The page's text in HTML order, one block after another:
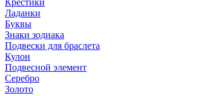
Крестики
Ладанки
Буквы
Знаки зодиака
Подвески для браслета
Кулон
Подвесной элемент
Серебро
Золото